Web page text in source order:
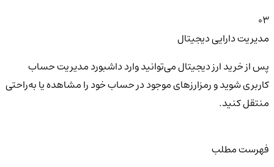
03
مدیریت دارایی دیجیتال
پس از خرید ارز دیجیتال می‌توانید وارد داشبورد مدیریت حساب
کاربری شوید و رمزارزهای موجود در حساب خود را مشاهده یا به‌راحتی
منتقل کنید.
فهرست مطلب